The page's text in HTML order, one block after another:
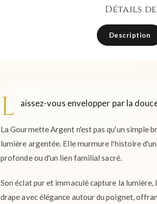
Détails
Description
L aissez-vous envelopper par la
La Gourmette Argent n'est pas qu'un simple
lumière argentée. Elle murmure l'histoire
profonde ou d'un lien familial sacré.
Son éclat pur et immaculé capture la
drape avec élégance autour du poignet,